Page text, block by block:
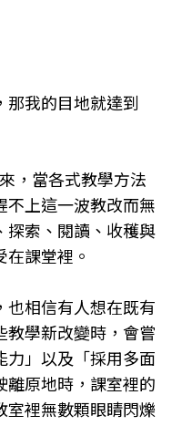
我的目地就達到
，當各式教學方法
不上這一波教改而無
探索、閱讀、收穫與
課堂裡。
也相信有人想在既有
教學新改變時，會嘗
力」以及「採用多面
離原地時，課室裡的
室裡無數顆眼睛閃爍